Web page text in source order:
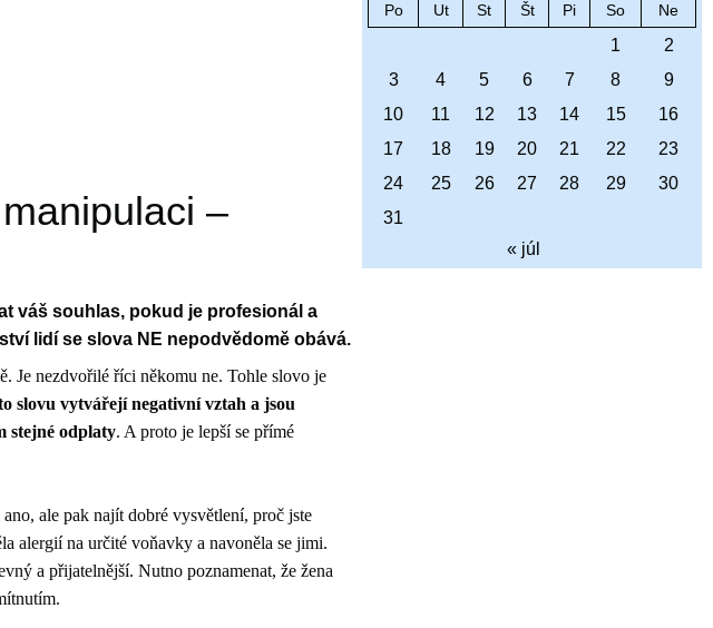
–
váš souhlas, pokud je profesionál a
lidí se slova NE nepodvědomě obává.
Je nezdvořilé říci někomu ne. Tohle slovo je
slovu vytvářejí negativní vztah a jsou
stejné odplaty. A proto je lepší se přímé
ale pak najít dobré vysvětlení, proč jste
alergií na určité voňavky a navoněla se jimi.
a přijatelnější. Nutno poznamenat, že žena
Po
Ut St Št Pi So Ne
1
2
3
4 5 6 7 8
9
10
11 12 13 14 15
16
17
18 19 20 21 22
23
24
25 26 27 28 29
30
31
« júl